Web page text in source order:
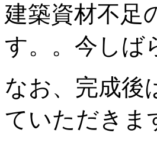
建築資材不足
す。。今しば
なお、完成後
ていただきま